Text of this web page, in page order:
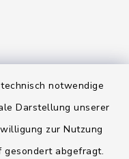
notwendige
Darstellung unserer
zur Nutzung
abgefragt.